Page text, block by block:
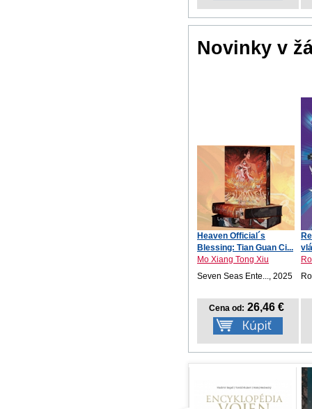
Novinky v
Heaven Official´s
Blessing: Tian Guan Ci...
Mo Xiang Tong Xiu
Seven Seas Ente..., 2025
Cena od: 26,46 €